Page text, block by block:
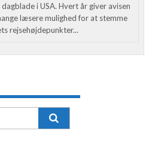
i USA. Hvert år giver avisen
læsere mulighed for at stemme
rejsehøjdepunkter...